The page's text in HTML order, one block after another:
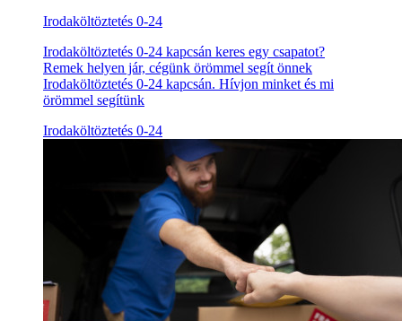
Irodaköltöztetés 0-24
Irodaköltöztetés 0-24 kapcsán keres egy csapatot?
Remek helyen jár, cégünk örömmel segít önnek
Irodaköltöztetés 0-24 kapcsán. Hívjon minket és mi
örömmel segítünk
Irodaköltöztetés 0-24